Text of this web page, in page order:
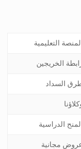
المنصة التعليمية
الخريجين
السداد
المنح الدراسية
مجانية